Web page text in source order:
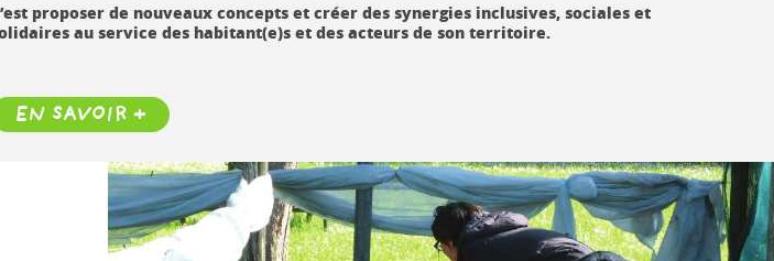
proposer de nouveaux concepts et créer des synergies inclusives, sociales et
au service des habitant(e)s et des acteurs de son territoire.
EN SAVOIR +